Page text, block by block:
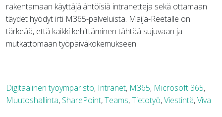
rakentamaan käyttäjälähtöisiä intranetteja sekä ottamaan
täydet hyödyt irti M365-palveluista. Maija-Reetalle on
tärkeää, että kaikki kehittäminen tähtää sujuvaan ja
mutkattomaan työpäiväkokemukseen.
Digitaalinen työympäristö, Intranet, M365, Microsoft 365,
Muutoshallinta, SharePoint,Teams,Tietotyö,Viestintä,Viva